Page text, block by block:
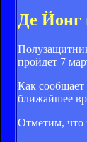
Де Йонг
пройдет 7
Как
ближайшее
Отметим, что